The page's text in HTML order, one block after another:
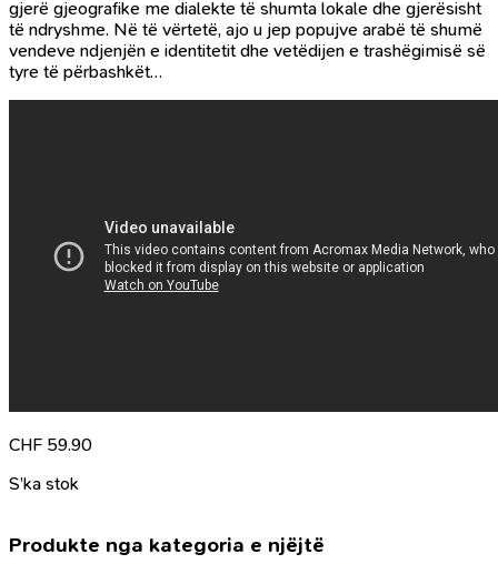
gjerë gjeografike me dialekte të shumta lokale dhe gjerësisht
të ndryshme. Në të vërtetë, ajo u jep popujve arabë të shumë
vendeve ndjenjën e identitetit dhe vetëdijen e trashëgimisë së
tyre të përbashkët…
CHF 59.90
S’ka stok
Produkte nga kategoria e njëjtë